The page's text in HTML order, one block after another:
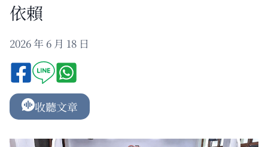
依賴
2026 年 6 月 18 日
收聽文章